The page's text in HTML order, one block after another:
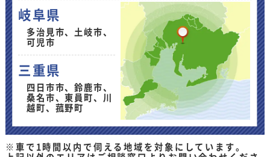
岐阜県
多治見市、土岐市、
可児市
三重県
四日市市、鈴鹿市、
桑名市、東員町、川
越町、菰野町
※車で1時間以内で伺える地域を対象にしています。